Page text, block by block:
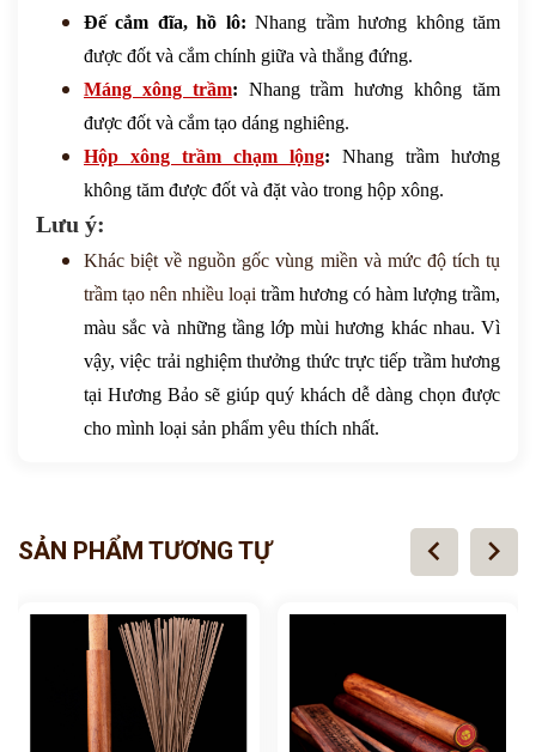
Đế cắm đĩa, hồ lô:Nhang trầm hương không tăm
được đốt và cắm chính giữa và thẳng đứng.
Máng xông trầm: Nhang trầm hương không tăm
được đốt và cắm tạo dáng nghiêng.
Hộp xông trầm chạm lộng: Nhang trầm hương
không tăm được đốt và đặt vào trong hộp xông.
Lưu ý:
Khác biệt về nguồn gốc vùng miền và mức độ tích tụ
trầm tạo nên nhiều loại trầm hương có hàm lượng trầm,
màu sắc và những tầng lớp mùi hương khác nhau. Vì
vậy, việc trải nghiệm thưởng thức trực tiếp trầm hương
tại Hương Bảo sẽ giúp quý khách dễ dàng chọn được
cho mình loại sản phẩm yêu thích nhất.
SẢN PHẨM TƯƠNG TỰ chevron_left chevron_right